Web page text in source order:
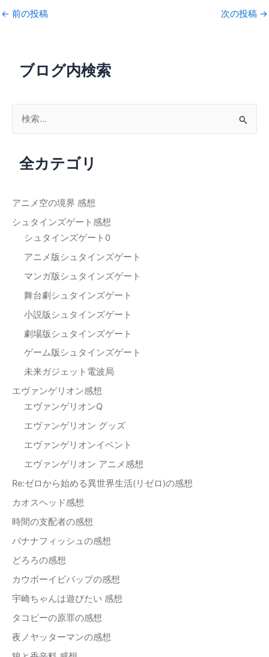
ブログ内検索
象全カテゴリ
アニメ空の境界 感想
シュタインズゲート感想
シュタインズゲート0
アニメ版シュタインズゲート
マンガ版シュタインズゲート
舞台劇シュタインズゲート
小説版シュタインズゲート
劇場版シュタインズゲート
ゲーム版シュタインズゲート
未来ガジェット電波局
エヴァンゲリオン感想
エヴァンゲリオンQ
エヴァンゲリオン グッズ
エヴァンゲリオンイベント
エヴァンゲリオン アニメ感想
Re:ゼロから始める異世界生活(リゼロ)の感想
カオスヘッド感想
時間の支配者の感想
バナナフィッシュの感想
どろろの感想
カウボーイビバップの感想
宇崎ちゃんは遊びたい 感想
タコピーの原罪の感想
夜ノヤッターマンの感想
← 前の投稿 次の投稿 →